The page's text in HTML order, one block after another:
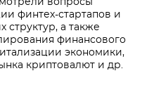
вопросы
финтех-стартапов и
структур, а также
финансового
экономики,
криптовалют и др.